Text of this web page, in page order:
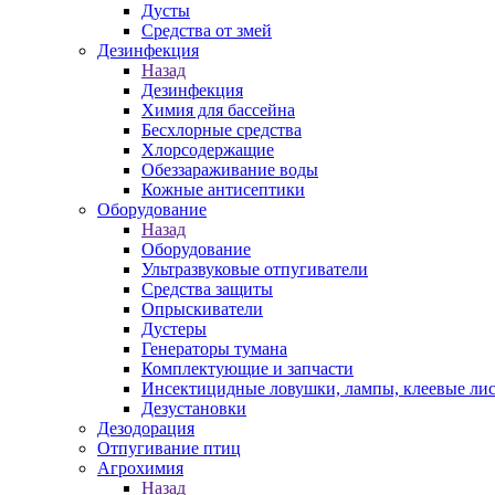
Дусты
Средства от змей
Дезинфекция
Назад
Дезинфекция
Химия для бассейна
Бесхлорные средства
Хлорсодержащие
Обеззараживание воды
Кожные антисептики
Оборудование
Назад
Оборудование
Ультразвуковые отпугиватели
Средства защиты
Опрыскиватели
Дустеры
Генераторы тумана
Комплектующие и запчасти
Инсектицидные ловушки, лампы, клеевые
Дезустановки
Дезодорация
Отпугивание птиц
Агрохимия
Назад